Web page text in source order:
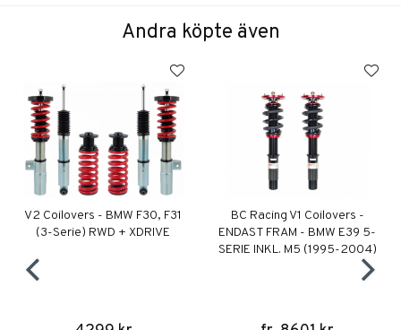
Andra köpte även
V2 Coilovers - BMW F30, F31
(3-Serie) RWD + XDRIVE
BC Racing V1 Coilovers -
ENDAST FRAM - BMW E39 5-
SERIE INKL. M5 (1995-2004)